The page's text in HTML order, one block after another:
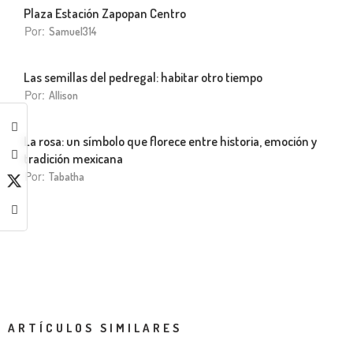
Plaza Estación Zapopan Centro
Por: Samuel314
Las semillas del pedregal: habitar otro tiempo
Por: Allison
La rosa: un símbolo que florece entre historia, emoción y
tradición mexicana
Por: Tabatha
ARTÍCULOS SIMILARES